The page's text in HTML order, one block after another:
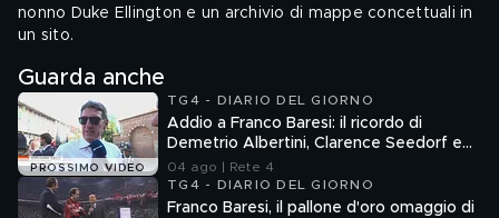
nonno Duke Ellington e un archivio di mappe concettuali in
un sito.
Guarda anche
PROSSIMO VIDEO
TG4 - DIARIO DEL GIORNO
Addio a Franco Baresi: il ricordo di
Demetrio Albertini, Clarence Seedorf e
Giovanni Galli
04 ago | Rete 4
TG4 - DIARIO DEL GIORNO
Franco Baresi, il pallone d'oro omaggio di